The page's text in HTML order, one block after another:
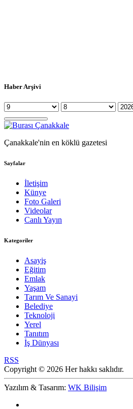
Haber Arşivi
Çanakkale'nin en köklü gazetesi
Sayfalar
İletişim
Künye
Foto Galeri
Videolar
Canlı Yayın
Kategoriler
Asayiş
Eğitim
Emlak
Yaşam
Tarım Ve Sanayi
Belediye
Teknoloji
Yerel
Tanıtım
İş Dünyası
RSS
Copyright © 2026 Her hakkı saklıdır.
Yazılım & Tasarım: WK Bilişim